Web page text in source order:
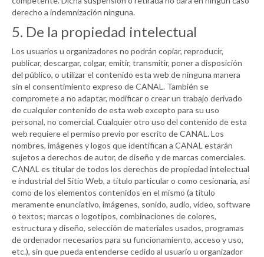
derecho a indemnización ninguna.
5. De la propiedad intelectual
Los usuarios u organizadores no podrán copiar, reproducir,
publicar, descargar, colgar, emitir, transmitir, poner a disposición
del público, o utilizar el contenido esta web de ninguna manera
sin el consentimiento expreso deCANAL . También se
compromete a no adaptar, modificar o crear un trabajo derivado
de cualquier contenido de esta web excepto para su uso
personal, no comercial. Cualquier otro uso del contenido de esta
web requiere el permiso previo por escrito deCANAL . Los
nombres, imágenes y logos que identifican a CANAL estarán
sujetos a derechos de autor, de diseño y de marcas comerciales.
CANAL es titular de todos los derechos de propiedad intelectual
e industrial del Sitio Web, a título particular o como cesionaria, así
como de los elementos contenidos en el mismo (a título
meramente enunciativo, imágenes, sonido, audio, vídeo, software
o textos; marcas o logotipos, combinaciones de colores,
estructura y diseño, selección de materiales usados, programas
de ordenador necesarios para su funcionamiento, acceso y uso,
etc.), sin que pueda entenderse cedido al usuario u organizador